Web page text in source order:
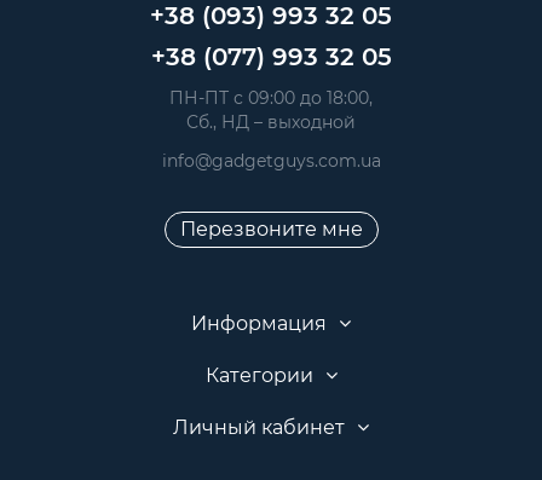
+38 (093) 993 32 05
+38 (077) 993 32 05
ПН-ПТ с 09:00 до 18:00,
Сб., НД – выходной
info@gadgetguys.com.ua
Перезвоните мне
Информация
Категории
Личный кабинет